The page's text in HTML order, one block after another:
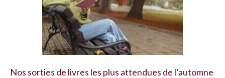
Nos sorties de livres les plus attendues de l’automne